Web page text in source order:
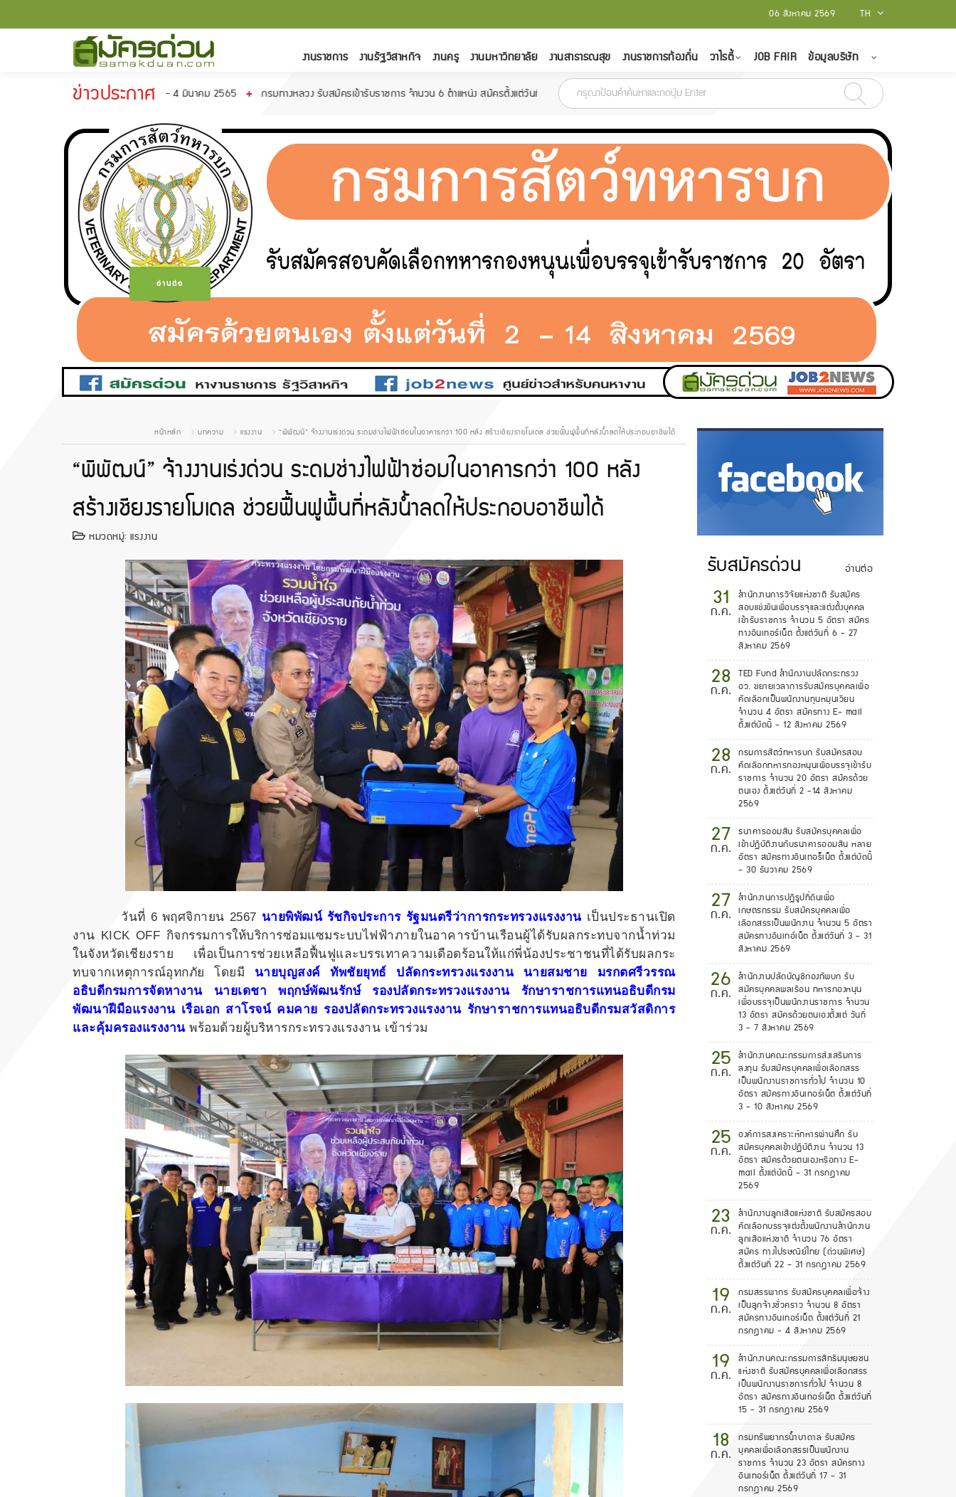
TH
06 สิงหาคม 2569
งานราชการ งานรัฐวิสาหกิจ งานครู งานมหาวิทยาลัย งานสาธารณสุข งานราชการท้องถิ่น วาไรตี้ JOB FAIR ข้อมูลบริษัท
ข่าวประกาศ
ที่ 21 กุมภาพันธ์ - 4 มีนาคม 2565 กรมทางหลวง รับสมัครเข้ารับราชการ จำนวน 6 ตำแหน่ง สมัครตั้งแต่วันที่ 22 กุมภาพันธ์ - 14 มีนาคม 2565 กรมสรรพสามิต รับสมัครบุคคล (คนพิการ) เป็นพนักงานราชการทั่วไป จำนวน 6 อัตรา
หน้าหลัก บทความ แรงงาน “พิพัฒน์” จ้างงานเร่งด่วน ระดมช่างไฟฟ้าซ่อมในอาคารกว่า 100 หลัง สร้างเชียงรายโมเดล ช่วยฟื้นฟูพื้นที่หลังน้ำลดให้ประกอบอาชีพได้
“พิพัฒน์” จ้างงานเร่งด่วน ระดมช่างไฟฟ้าซ่อมในอาคารกว่า 100 หลัง
สร้างเชียงรายโมเดล ช่วยฟื้นฟูพื้นที่หลังน้ำลดให้ประกอบอาชีพได้
หมวดหมู่: แรงงาน
วันที่ 6 พฤศจิกายน 2567 นายพิพัฒน์ รัชกิจประการ รัฐมนตรีว่าการกระทรวงแรงงานเป็นประธานเปิด
งาน KICK OFF กิจกรรมการให้บริการซ่อมแซมระบบไฟฟ้าภายในอาคารบ้านเรือนผู้ได้รับผลกระทบจากน้ำท่วม
ในจังหวัดเชียงราย เพื่อเป็นการช่วยเหลือฟื้นฟูและบรรเทาความเดือดร้อนให้แก่พี่น้องประชาชนที่ได้รับผลกระ
ทบจากเหตุการณ์อุทกภัย โดยมี นายบุญสงค์ ทัพชัยยุทธ์ ปลัดกระทรวงแรงงาน นายสมชาย มรกตศรีวรรณ
อธิบดีกรมการจัดหางาน นายเดชา พฤกษ์พัฒนรักษ์ รองปลัดกระทรวงแรงงาน รักษาราชการแทนอธิบดีกรม
พัฒนาฝีมือแรงงาน เรือเอก สาโรจน์ คมคาย รองปลัดกระทรวงแรงงาน รักษาราชการแทนอธิบดีกรมสวัสดิการ
และคุ้มครองแรงงานพร้อมด้วยผู้บริหารกระทรวงแรงงาน เข้าร่วม
.
รับสมัครด่วน อ่านต่อ
31
ก.ค.
สำนักงานการวิจัยแห่งชาติ รับสมัคร
สอบแข่งขันเพื่อบรรจุและแต่งตั้งบุคคล
เข้ารับราชการ จำนวน 5 อัตรา สมัคร
ทางอินเทอร์เน็ต ตั้งแต่วันที่ 6 - 27
สิงหาคม 2569
28
ก.ค.
TED Fund สำนักงานปลัดกระทรวง
อว. ขยายเวลาการรับสมัครบุคคลเพื่อ
คัดเลือกเป็นพนักงานทุนหมุนเวียน
จำนวน 4 อัตรา สมัครทาง E- mail
ตั้งแต่บัดนี้ - 12 สิงหาคม 2569
28
ก.ค.
กรมการสัตว์ทหารบก รับสมัครสอบ
คัดเลือกทหารกองหนุนเพื่อบรรจุเข้ารับ
ราชการ จำนวน 20 อัตรา สมัครด้วย
ตนเอง ตั้งแต่วันที่ 2 -14 สิงหาคม
2569
27
ก.ค.
ธนาคารออมสิน รับสมัครบุคคลเพื่อ
เข้าปฏิบัติงานกับธนาคารออมสิน หลาย
อัตรา สมัครทางอินเทอร็เน็ต ตั้งแต่บัดนี้
- 30 ธันวาคม 2569
27
ก.ค.
สำนักงานการปฏิรูปที่ดินเพื่อ
เกษตรกรรม รับสมัครบุคคลเพื่อ
เลือกสรรเป็นพนักงาน จำนวน 5 อัตรา
สมัครทางอินเทอ์เน็ต ตั้งแต่วันที่ 3 - 31
สิงหาคม 2569
26
ก.ค.
สำนักงานปลัดบัญชีกองทัพบก รับ
สมัครบุคคลพลเรือน ทหารกองหนุน
เพื่อบรรจุเป็นพนักงานราชการ จำนวน
13 อัตรา สมัครด้วยตนเองตั้งแต่ วันที่
3 - 7 สิงหาคม 2569
25
ก.ค.
สำนักงานคณะกรรมการส่งเสริมการ
ลงทุน รับสมัครบุคคลเพื่อเลือกสรร
เป็นพนักงานราชการทั่วไป จำนวน 10
อัตรา สมัครทางอินเทอร์เน็ต ตั้งแต่วันที่
3 - 10 สิงหาคม 2569
25
ก.ค.
องค์การสงเคราะห์ทหารผ่านศึก รับ
สมัครบุคคลเข้าปฏิบัติงาน จำนวน 13
อัตรา สมัครด้วยตนเองหรือทาง E-
mail ตั้งแต่บัดนี้ - 31 กรกฎาคม
2569
23
ก.ค.
สํานักงานลูกเสือแห่งชาติ รับสมัครสอบ
คัดเลือกบรรจุแต่งตั้งพนักงานสํานักงาน
ลูกเสือแห่งชาติ จำนวน 76 อัตรา
สมัคร ทางไปรษณีย์ไทย (ด่วนพิเศษ)
ตั้งแต่วันที่ 22 – 31 กรกฎาคม 2569
19
ก.ค.
กรมสรรพากร รับสมัครบุคคลเพื่อจ้าง
เป็นลูกจ้างชั่วคราว จำนวน 8 อัตรา
สมัครทางอินเทอร์เน็ต ตั้งแต่วันที่ 21
กรกฎาคม - 4 สิงหาคม 2569
19
ก.ค.
สำนักงานคณะกรรมการสิทธิมนุษยชน
แห่งชาติ รับสมัครบุคคลเพื่อเลือกสรร
เป็นพนักงานราชการทั่วไป จำนวน 8
อัตรา สมัครทางอินเทอร์เน็ต ตั้งแต่วันที่
15 - 31 กรกฎาคม 2569
18
ก.ค.
กรมทรัพยากรน้ำบาดาล รับสมัคร
บุคคลเพื่อเลือกสรรเป็นพนักงาน
ราชการ จำนวน 23 อัตรา สมัครทาง
อินเทอร์เน็ต ตั้งแต่วันที่ 17 - 31
กรกฎาคม 2569